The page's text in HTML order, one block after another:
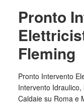
Pronto
Fleming
Pronto Intervento
Intervento
Caldaie su Roma e